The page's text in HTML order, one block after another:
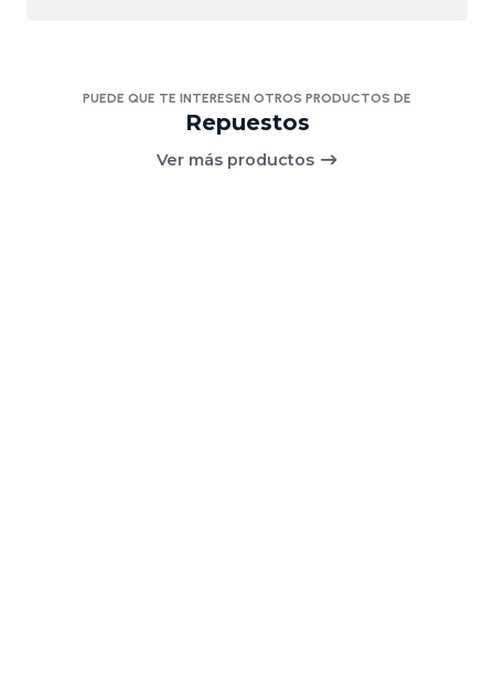
PUEDE QUE TE INTERESEN OTROS PRODUCTOS DE
Repuestos
Ver más productos